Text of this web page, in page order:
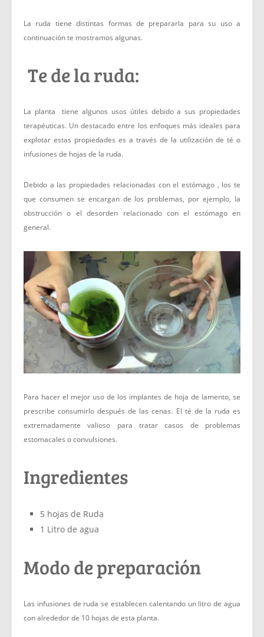
La ruda tiene distintas formas de prepararla para su uso a
continuación te mostramos algunas.
Te de la ruda:
La planta tiene algunos usos útiles debido a sus propiedades
terapéuticas. Un destacado entre los enfoques más ideales para
explotar estas propiedades es a través de la utilización de té o
infusiones de hojas de la ruda.
Debido a las propiedades relacionadas con el estómago , los te
que consumen se encargan de los problemas, por ejemplo, la
obstrucción o el desorden relacionado con el estómago en
general.
Para hacer el mejor uso de los implantes de hoja de lamento, se
prescribe consumirlo después de las cenas. El té de la ruda es
extremadamente valioso para tratar casos de problemas
estomacales o convulsiones.
Ingredientes
5 hojas de Ruda
1 Litro de agua
Modo de preparación
Las infusiones de ruda se establecen calentando un litro de agua
con alrededor de 10 hojas de esta planta.